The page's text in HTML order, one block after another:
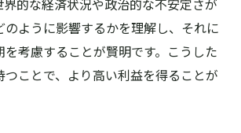
的な経済状況や政治的な不安定さが
ように影響するかを理解し、それに
考慮することが賢明です。こうした
つことで、より高い利益を得ることが